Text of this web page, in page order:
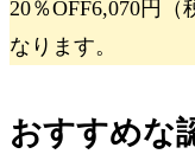
20％OFF6,070円
なります。
おすすめな